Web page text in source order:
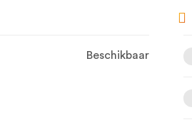
Beschikbaar